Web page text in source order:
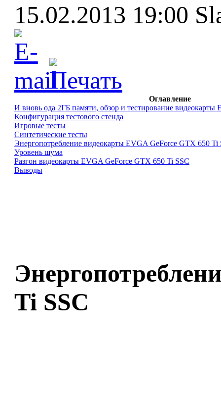
15.02.2013 19:00
Оглавление
И вновь ода 2ГБ памяти, обзор и тестирование
Конфигурация тестового стенда
Игровые тесты
Синтетические тесты
Энергопотребление видеокарты EVGA GeForce GTX 650 Ti
Уровень шума
Разгон видеокарты EVGA GeForce GTX 650 Ti SSC
Выводы
Ti SSC